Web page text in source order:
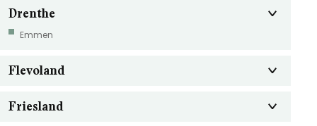
Drenthe
Emmen
Flevoland
Friesland